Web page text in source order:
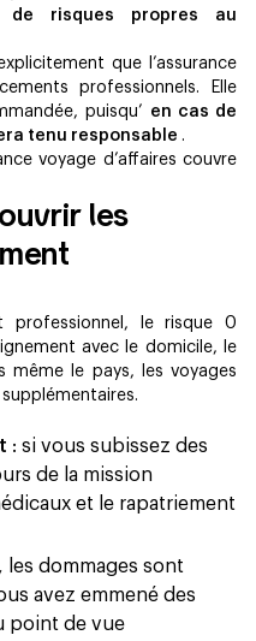
risques propres au
que l’assurance
professionnels. Elle
puisqu’ en cas de
tenu responsable .
voyage d’affaires couvre
les
professionnel, le risque 0
avec le domicile, le
même le pays, les voyages
: si vous subissez des
de la mission
et le rapatriement
les dommages sont
avez emmené des
point de vue